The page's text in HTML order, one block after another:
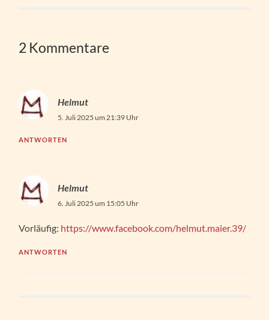
2 Kommentare
Helmut
5. Juli 2025 um 21:39 Uhr
ANTWORTEN
Helmut
6. Juli 2025 um 15:05 Uhr
Vorläufig: https://www.facebook.com/helmut.maier.39/
ANTWORTEN